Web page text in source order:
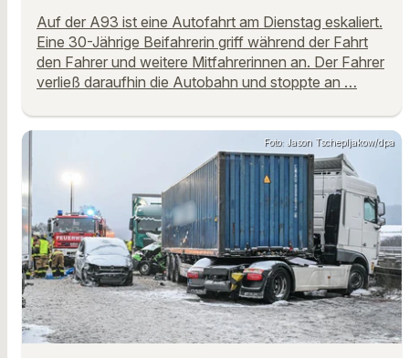
Auf der A93 ist eine Autofahrt am Dienstag eskaliert.
Eine 30-Jährige Beifahrerin griff während der Fahrt
den Fahrer und weitere Mitfahrerinnen an. Der Fahrer
verließ daraufhin die Autobahn und stoppte an …
Foto: Jason Tschepljakow/dpa